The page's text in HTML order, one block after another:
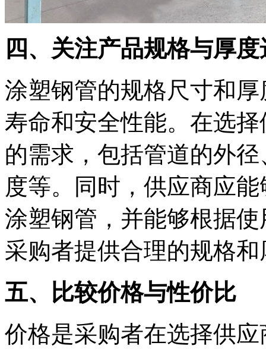
四、关注产品规格与厚度
涂塑钢管的规格尺寸和
寿命和安全性能。在选
的需求，包括管道的外
度等。同时，供应商应
涂塑钢管，并能够根据
采购者提供合理的规格
五、比较价格与性价比
价格是采购者在选择供